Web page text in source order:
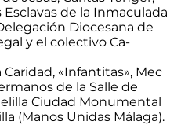
de la Inmaculada
Diocesana de
y el colectivo Ca-
«Infantitas», Mec
de la Salle de
Ciudad Monumental
(Manos Unidas Málaga).